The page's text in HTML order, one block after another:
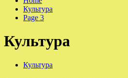
Культура
Page 3
Культура
Культура